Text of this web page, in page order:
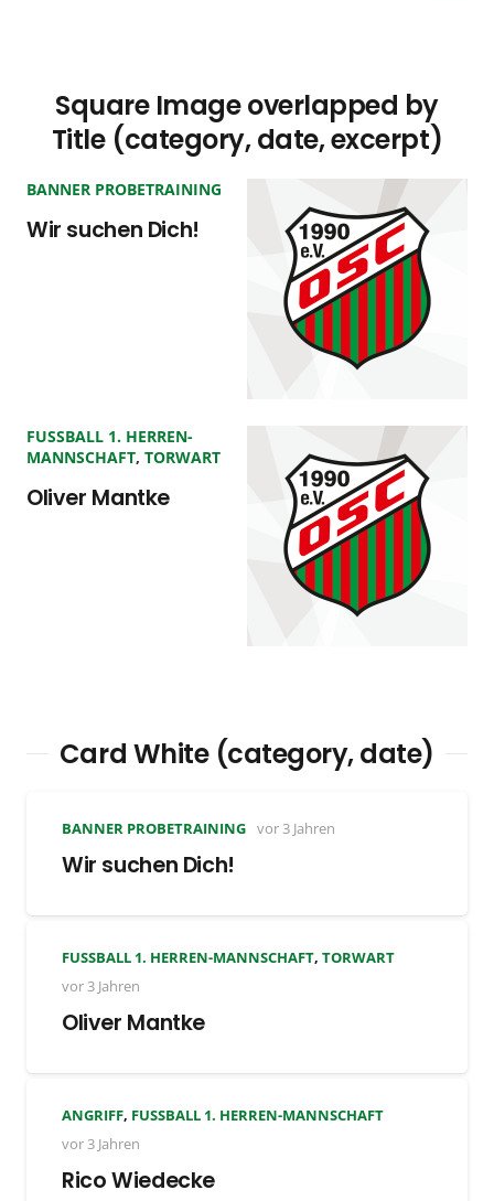
Square Image overlapped by
Title (category, date, excerpt)
BANNER PROBETRAINING
Wir suchen Dich!
FUSSBALL 1. HERREN-
MANNSCHAFT, TORWART
Oliver Mantke
Card White (category, date)
BANNER PROBETRAINING vor 3 Jahren
Wir suchen Dich!
FUSSBALL 1. HERREN-MANNSCHAFT, TORWART
vor 3 Jahren
Oliver Mantke
ANGRIFF, FUSSBALL 1. HERREN-MANNSCHAFT
vor 3 Jahren
Rico Wiedecke